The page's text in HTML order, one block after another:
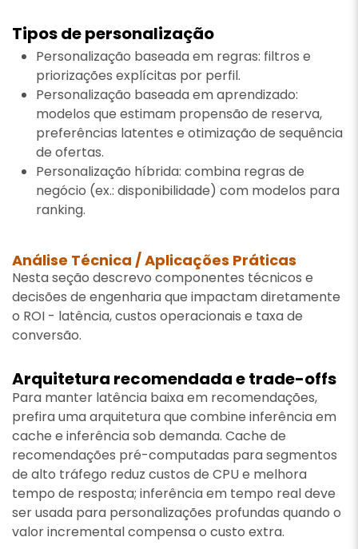
Tipos de personalização
Personalização baseada em regras: filtros e
priorizações explícitas por perfil.
Personalização baseada em aprendizado:
modelos que estimam propensão de reserva,
preferências latentes e otimização de sequência
de ofertas.
Personalização híbrida: combina regras de
negócio (ex.: disponibilidade) com modelos para
ranking.
Análise Técnica / Aplicações Práticas
Nesta seção descrevo componentes técnicos e
decisões de engenharia que impactam diretamente
o ROI - latência, custos operacionais e taxa de
conversão.
Arquitetura recomendada e trade-offs
Para manter latência baixa em recomendações,
prefira uma arquitetura que combine inferência em
cache e inferência sob demanda. Cache de
recomendações pré-computadas para segmentos
de alto tráfego reduz custos de CPU e melhora
tempo de resposta; inferência em tempo real deve
ser usada para personalizações profundas quando o
valor incremental compensa o custo extra.